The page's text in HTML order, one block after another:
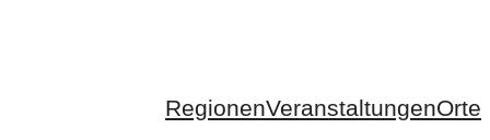
RegionenVeranstaltungenOrte